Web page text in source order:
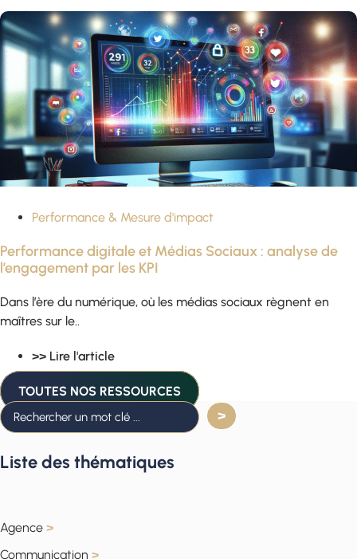
Performance & Mesure d'impact
Performance digitale et Médias Sociaux : analyse de
l’engagement par les KPI
Dans l’ère du numérique, où les médias sociaux règnent en
maîtres sur le..
>> Lire l'article
TOUTES NOS RESSOURCES
Liste des thématiques
Agence >
Communication >